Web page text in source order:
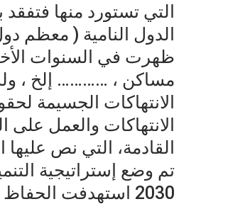
التي تستورد منها
الدول النامية ( معظم
ظهرت في السنوات
مساكن ، ………… إلخ ،
الانتهاكات الجسيمة
الانتهاكات والعمل على
القادمة، التي نص عليها الدستور
تم وضع إستراتيجية
2030 استهدفت